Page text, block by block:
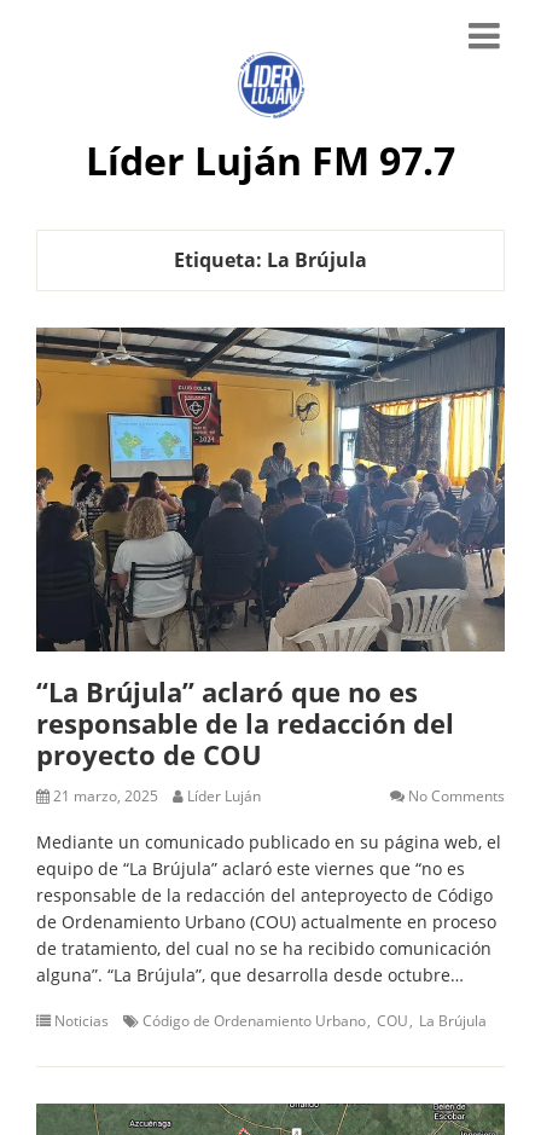
Líder Luján FM 97.7
Etiqueta: La Brújula
“La Brújula” aclaró que no es
responsable de la redacción del
proyecto de COU
21 marzo, 2025 Líder Luján No Comments
Mediante un comunicado publicado en su página web, el
equipo de “La Brújula” aclaró este viernes que “no es
responsable de la redacción del anteproyecto de Código
de Ordenamiento Urbano (COU) actualmente en proceso
de tratamiento, del cual no se ha recibido comunicación
alguna”. “La Brújula”, que desarrolla desde octubre…
Noticias Código de Ordenamiento Urbano COU La Brújula